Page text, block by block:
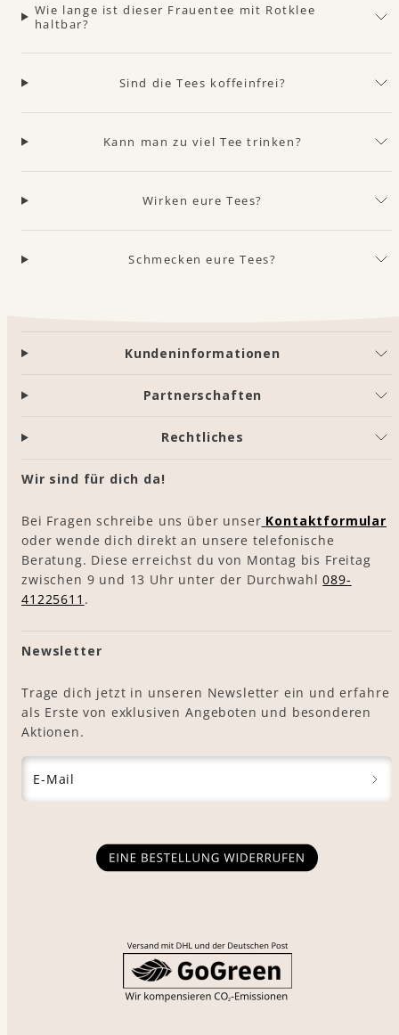
Wie lange ist dieser Frauentee mit Rotklee
haltbar?
Sind die Tees koffeinfrei?
Kann man zu viel Tee trinken?
Wirken eure Tees?
Schmecken eure Tees?
Kundeninformationen
Partnerschaften
Rechtliches
Wir sind für dich da!
Bei Fragen schreibe uns über unser Kontaktformular
oder wende dich direkt an unsere telefonische
Beratung. Diese erreichst du von Montag bis Freitag
zwischen 9 und 13 Uhr unter der Durchwahl089-
41225611 .
Newsletter
Trage dich jetzt in unseren Newsletter ein und erfahre
als Erste von exklusiven Angeboten und besonderen
Aktionen.
E-Mail